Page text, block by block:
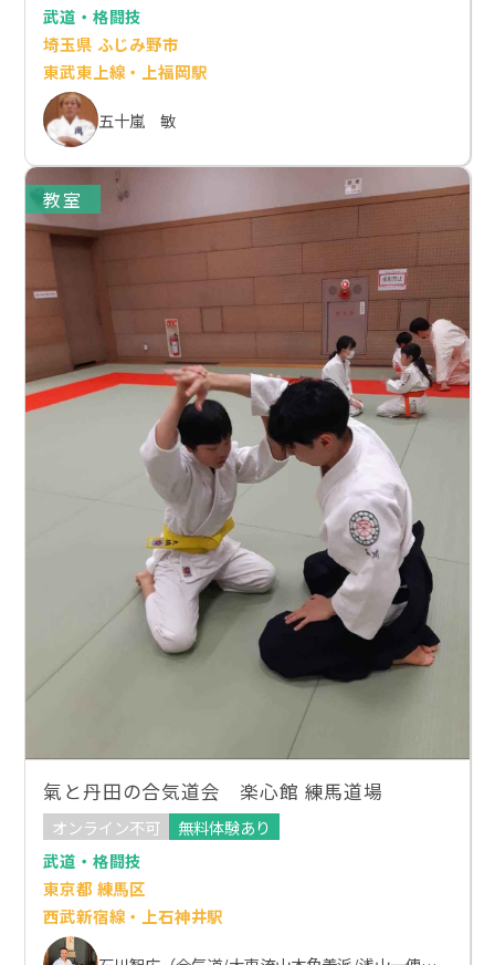
武道・格闘技
埼玉県 ふじみ野市
東武東上線・上福岡駅
五十嵐 敏
教室
氣と丹田の合気道会 楽心館 練馬道場
オンライン不可
無料体験あり
武道・格闘技
東京都 練馬区
西武新宿線・上石神井駅